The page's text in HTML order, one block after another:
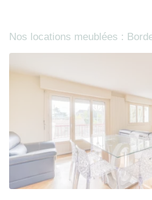
Nos locations meublées :